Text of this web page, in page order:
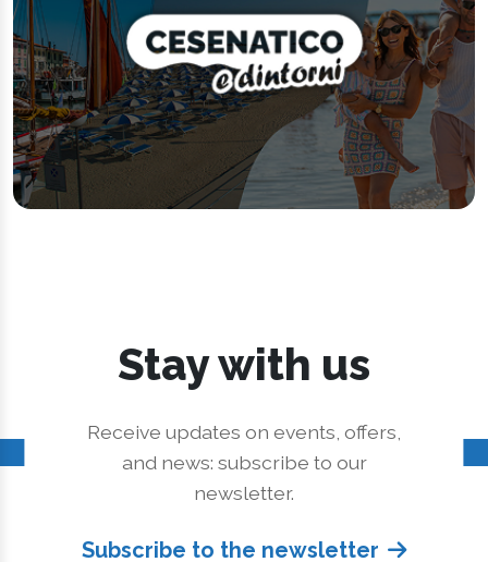
Stay with us
Receive updates on events, offers,
and news: subscribe to our
newsletter.
Subscribe to the newsletter